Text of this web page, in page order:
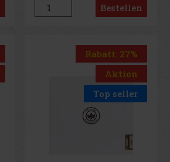
Bestellen
Rabatt: 27%
Aktion
Top seller